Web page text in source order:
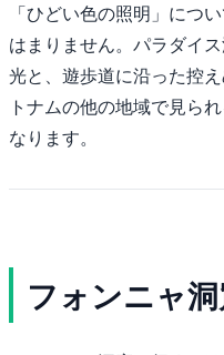
「ひどい色の照明」につ
はまりません。パラダイ
光と、遊歩道に沿った控
トナムの他の地域で見ら
なります。
フォンニャ